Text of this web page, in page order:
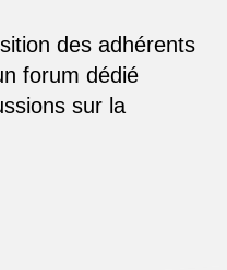
des adhérents
forum dédié
sur la